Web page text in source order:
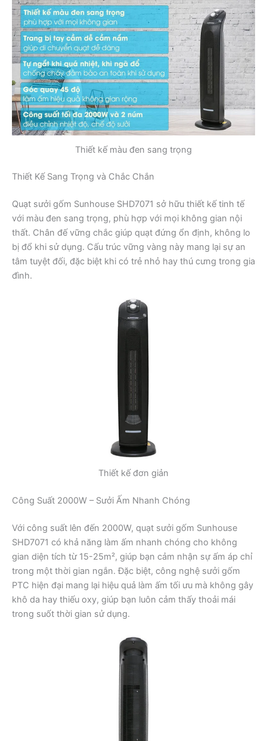
Thiết kế màu đen sang trọng
Thiết Kế Sang Trọng và Chắc Chắn
Quạt sưởi gốm Sunhouse SHD7071 sở hữu thiết kế tinh tế
với màu đen sang trọng, phù hợp với mọi không gian nội
thất. Chân đế vững chắc giúp quạt đứng ổn định, không lo
bị đổ khi sử dụng. Cấu trúc vững vàng này mang lại sự an
tâm tuyệt đối, đặc biệt khi có trẻ nhỏ hay thú cưng trong gia
đình.
Thiết kế đơn giản
Công Suất 2000W – Sưởi Ấm Nhanh Chóng
Với công suất lên đến 2000W, quạt sưởi gốm Sunhouse
SHD7071 có khả năng làm ấm nhanh chóng cho không
gian diện tích từ 15-25m², giúp bạn cảm nhận sự ấm áp chỉ
trong một thời gian ngắn. Đặc biệt, công nghệ sưởi gốm
PTC hiện đại mang lại hiệu quả làm ấm tối ưu mà không gây
khô da hay thiếu oxy, giúp bạn luôn cảm thấy thoải mái
trong suốt thời gian sử dụng.